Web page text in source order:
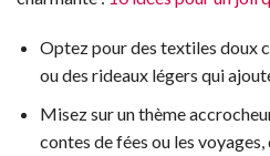
Optez pour des textiles doux
ou des rideaux légers qui
Misez sur un thème
contes de fées ou les